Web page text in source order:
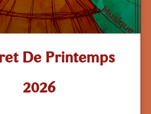
De Printemps
2026